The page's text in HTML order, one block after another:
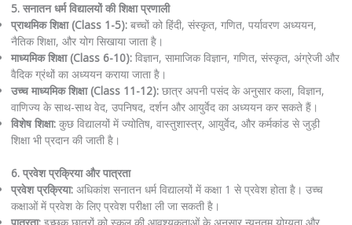
5. सनातन धर्म विद्यालयों की शिक्षा प्रणाली
प्राथमिक शिक्षा (Class 1-5):बच्चों को हिंदी, संस्कृत, गणित, पर्यावरण अध्ययन,
नैतिक शिक्षा, और योग सिखाया जाता है।
माध्यमिक शिक्षा (Class 6-10):विज्ञान, सामाजिक विज्ञान, गणित, संस्कृत, अंग्रेजी और
वैदिक ग्रंथों का अध्ययन कराया जाता है।
उच्च माध्यमिक शिक्षा (Class 11-12):छात्र अपनी पसंद के अनुसार कला, विज्ञान,
वाणिज्य के साथ-साथ वेद, उपनिषद, दर्शन और आयुर्वेद का अध्ययन कर सकते हैं।
विशेष शिक्षा:कुछ विद्यालयों में ज्योतिष, वास्तुशास्त्र, आयुर्वेद, और कर्मकांड से जुड़ी
शिक्षा भी प्रदान की जाती है।
6. प्रवेश प्रक्रिया और पात्रता
प्रवेश प्रक्रिया:अधिकांश सनातन धर्म विद्यालयों में कक्षा 1 से प्रवेश होता है। उच्च
कक्षाओं में प्रवेश के लिए प्रवेश परीक्षा ली जा सकती है।
पात्रता:इच्छुक छात्रों को स्कूल की आवश्यकताओं के अनुसार न्यूनतम योग्यता और